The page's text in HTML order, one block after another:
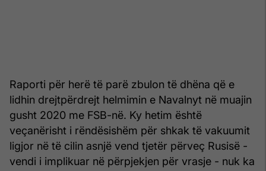
Raporti për herë të parë zbulon të dhëna që e
lidhin drejtpërdrejt helmimin e Navalnyt në muajin
gusht 2020 me FSB-në. Ky hetim është
veçanërisht i rëndësishëm për shkak të vakuumit
ligjor në të cilin asnjë vend tjetër përveç Rusisë -
vendi i implikuar në përpjekjen për vrasje - nuk ka